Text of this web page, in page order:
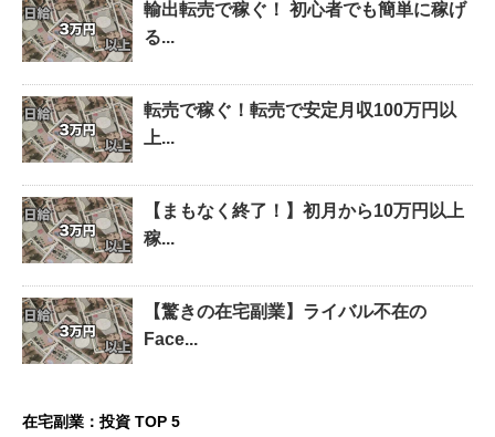
輸出転売で稼ぐ！ 初心者でも簡単に稼げ
る...
転売で稼ぐ！転売で安定月収100万円以
上...
【まもなく終了！】初月から10万円以上
稼...
【驚きの在宅副業】ライバル不在の
Face...
在宅副業：投資 TOP 5